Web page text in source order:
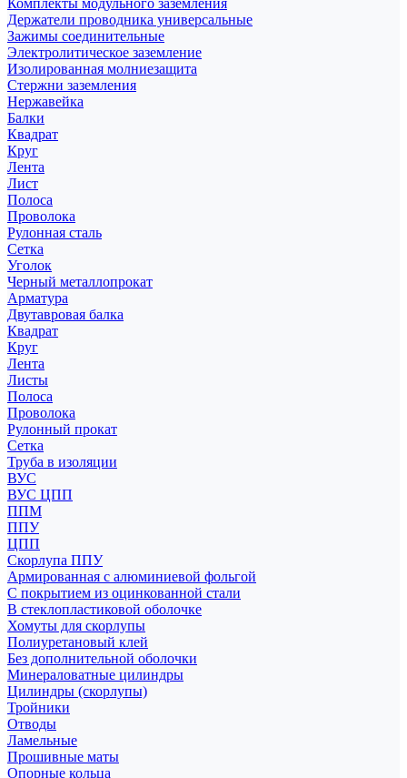
Комплекты модульного заземления
Держатели проводника универсальные
Зажимы соединительные
Электролитическое заземление
Изолированная молниезащита
Стержни заземления
Нержавейка
Балки
Квадрат
Круг
Лента
Лист
Полоса
Проволока
Рулонная сталь
Сетка
Уголок
Черный металлопрокат
Арматура
Двутавровая балка
Квадрат
Круг
Лента
Листы
Полоса
Проволока
Рулонный прокат
Сетка
Труба в изоляции
ВУС
ВУС ЦПП
ППМ
ППУ
ЦПП
Скорлупа ППУ
Армированная с алюминиевой фольгой
С покрытием из оцинкованной стали
В стеклопластиковой оболочке
Хомуты для скорлупы
Полиуретановый клей
Без дополнительной оболочки
Минераловатные цилиндры
Цилиндры (скорлупы)
Тройники
Отводы
Ламельные
Прошивные маты
Опорные кольца